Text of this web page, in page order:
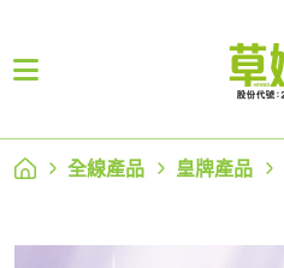
全線產品 皇牌產品